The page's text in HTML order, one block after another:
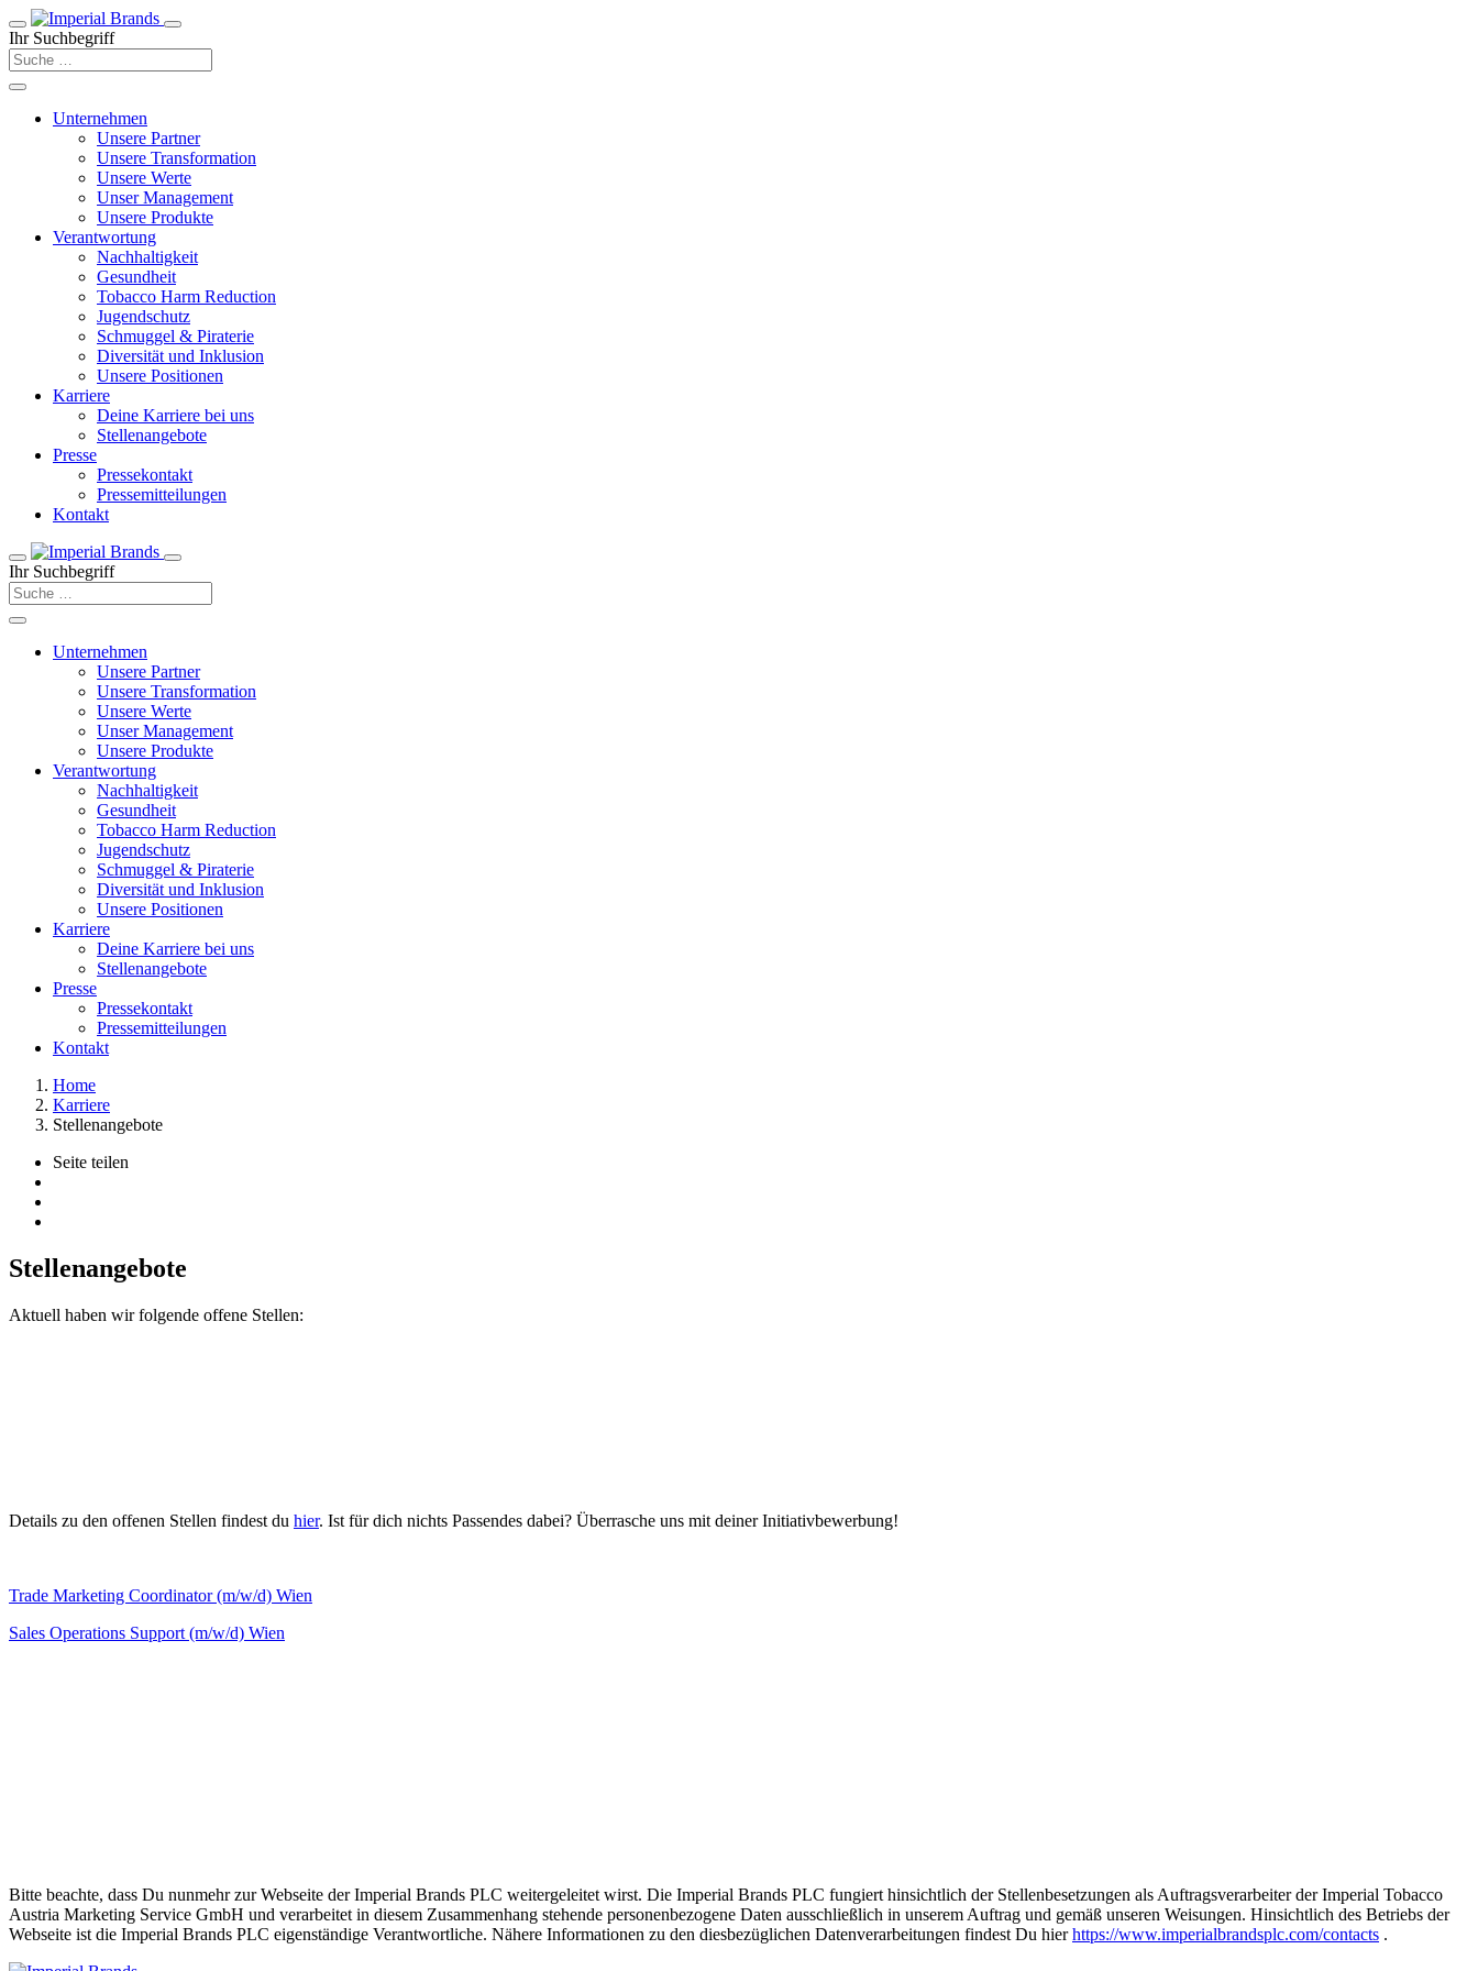
Ihr Suchbegriff
Unternehmen
Unsere Partner
Unsere Transformation
Unsere Werte
Unser Management
Unsere Produkte
Verantwortung
Nachhaltigkeit
Gesundheit
Tobacco Harm Reduction
Jugendschutz
Schmuggel & Piraterie
Diversität und Inklusion
Unsere Positionen
Karriere
Deine Karriere bei uns
Stellenangebote
Presse
Pressekontakt
Pressemitteilungen
Kontakt
Ihr Suchbegriff
Unternehmen
Unsere Partner
Unsere Transformation
Unsere Werte
Unser Management
Unsere Produkte
Verantwortung
Nachhaltigkeit
Gesundheit
Tobacco Harm Reduction
Jugendschutz
Schmuggel & Piraterie
Diversität und Inklusion
Unsere Positionen
Karriere
Deine Karriere bei uns
Stellenangebote
Presse
Pressekontakt
Pressemitteilungen
Kontakt
Home
Karriere
Stellenangebote
Seite teilen
Stellenangebote
Aktuell haben wir folgende offene Stellen:
Details zu den offenen Stellen findest du hier. Ist für dich nichts Passendes dabei? Überrasche uns mit deiner Initiativbewerbung!
Trade Marketing Coordinator (m/w/d) Wien
Sales Operations Support (m/w/d) Wien
Bitte beachte, dass Du nunmehr zur Webseite der Imperial Brands PLC weitergeleitet wirst. Die Imperial Brands PLC fungiert hinsichtlich der Stellenbesetzungen als Auftragsverarbeiter der Imperial Tobacco
Austria Marketing Service GmbH und verarbeitet in diesem Zusammenhang stehende personenbezogene Daten ausschließlich in unserem Auftrag und gemäß unseren Weisungen. Hinsichtlich des Betriebs der
Webseite ist die Imperial Brands PLC eigenständige Verantwortliche. Nähere Informationen zu den diesbezüglichen Datenverarbeitungen findest Du hierhttps://www.imperialbrandsplc.com/contacts .